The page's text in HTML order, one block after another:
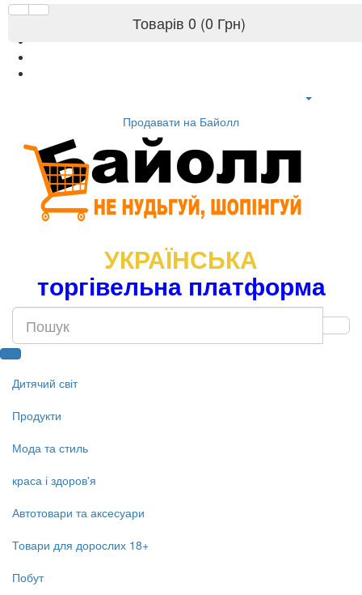
Продавати на Байолл
УКРАЇНСЬКА
торгівельна платформа
Товарів 0 (0 Грн)
Дитячий світ
Продукти
Мода та стиль
краса і здоров'я
Автотовари та аксесуари
Товари для дорослих 18+
Побут